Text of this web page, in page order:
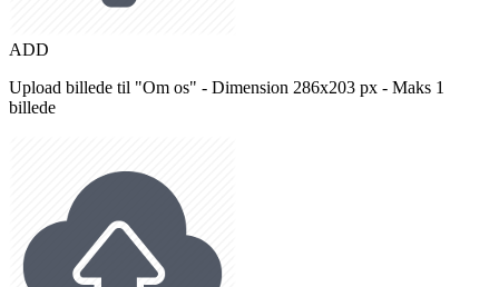
ADD
Upload billede til "Om os" - Dimension 286x203 px - Maks 1
billede